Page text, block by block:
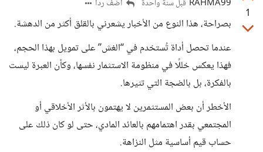
1
RAHMA99 قبل سنة واحدة أضف ردا
بصراحة، هذا النوع من الأخبار يشعرني بالقلق أكثر من الدهشة.
عندما تحصل أداة تُستخدم في “الغش” على تمويل بهذا الحجم،
فهذا يعكس خللًا في منظومة الاستثمار نفسها، وكأن العبرة ليست
بالفكرة، بل بالضجة التي تثيرها.
الأخطر أن بعض المستثمرين لا يهتمون بالأثر الأخلاقي أو
المجتمعي بقدر اهتمامهم بالعائد المادي، حتى لو كان ذلك على
حساب قيم أساسية مثل النزاهة.